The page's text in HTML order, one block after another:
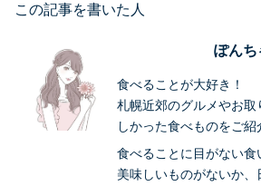
この記事を書いた人
ぽんち
食べることが大好き！
札幌近郊のグルメやお
しかった食べものをご紹
食べることに目がない食
美味しいものがないか、